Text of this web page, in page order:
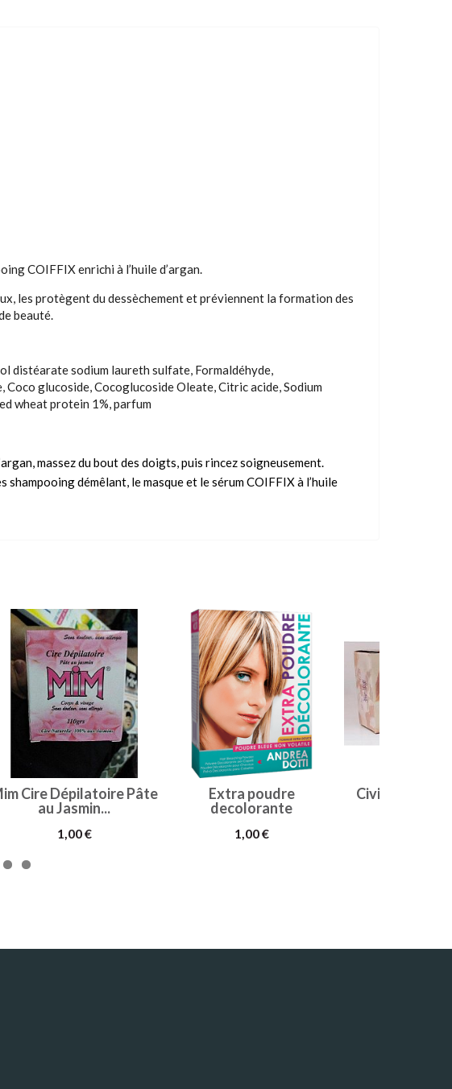
COIFFIX enrichi à l’huile d’argan.
les protègent du dessèchement et préviennent la formation des
beauté.
distéarate sodium laureth sulfate, Formaldéhyde,
glucoside, Cocoglucoside Oleate, Citric acide, Sodium
wheat protein 1%, parfum
massez du bout des doigts, puis rincez soigneusement.
démêlant, le masque et le sérum COIFFIX à l’huile
Cire Dépilatoire Pâte
au Jasmin...
1,00 €
Extra poudre
decolorante
1,00 €
Civic